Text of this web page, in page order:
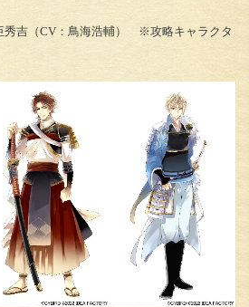
秀吉（CV：鳥海浩輔） ※攻略キャラクタ